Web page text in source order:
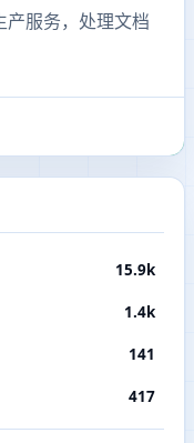
产服务，处理文档
15.9k
1.4k
141
417